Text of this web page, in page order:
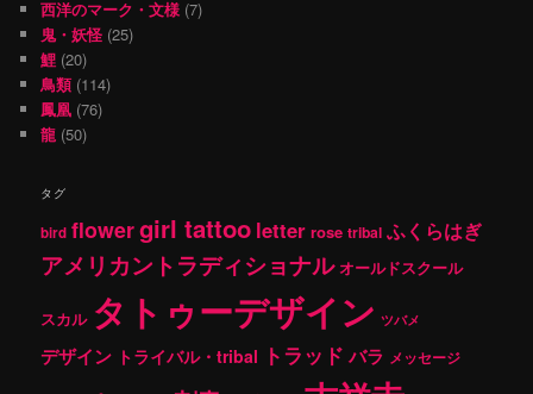
西洋のマーク・文様 (7)
鬼・妖怪 (25)
鯉 (20)
鳥類(114)
鳳凰 (76)
龍 (50)
タグ
bird flowergirl tattoo letter rose tribal ふくらはぎ
アメリカントラディショナル オールドスクール
スカル タトゥーデザイン ツバメ
デザイン トライバル・tribal トラッド バラ メッセージ